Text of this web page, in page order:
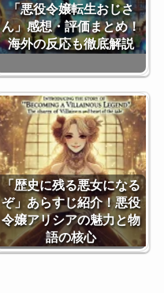
「悪役令嬢転生おじさ
ん」感想・評価まとめ！
海外の反応も徹底解説
「歴史に残る悪女になる
ぞ」あらすじ紹介！悪役
令嬢アリシアの魅力と物
語の核心